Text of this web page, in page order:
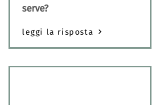
serve?
leggi la risposta